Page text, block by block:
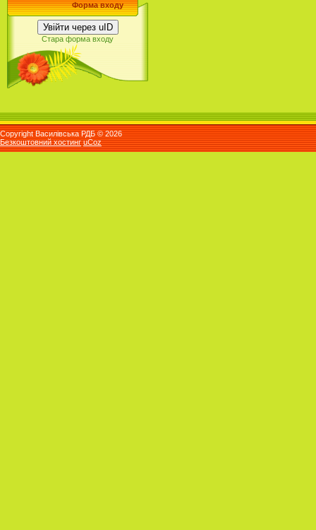
Форма входу
Увійти через uID
Стара форма входу
Copyright Василівська РДБ © 2026
Безкоштовний хостинг uCoz